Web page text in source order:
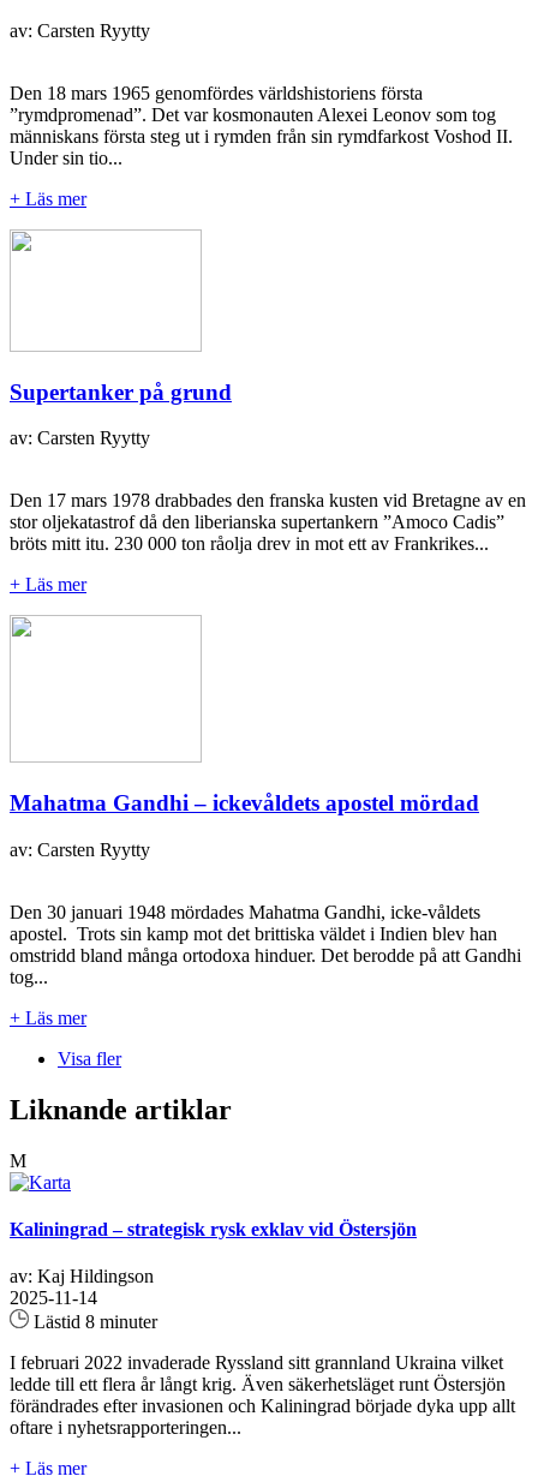
av: Carsten Ryytty
Den 18 mars 1965 genomfördes världshistoriens första
”rymdpromenad”. Det var kosmonauten Alexei Leonov som tog
människans första steg ut i rymden från sin rymdfarkost Voshod II.
Under sin tio...
+ Läs mer
Supertanker på grund
av: Carsten Ryytty
Den 17 mars 1978 drabbades den franska kusten vid Bretagne av en
stor oljekatastrof då den liberianska supertankern ”Amoco Cadis”
bröts mitt itu. 230 000 ton råolja drev in mot ett av Frankrikes...
+ Läs mer
Mahatma Gandhi – ickevåldets apostel mördad
av: Carsten Ryytty
Den 30 januari 1948 mördades Mahatma Gandhi, icke-våldets
apostel. Trots sin kamp mot det brittiska väldet i Indien blev han
omstridd bland många ortodoxa hinduer. Det berodde på att Gandhi
tog...
+ Läs mer
Visa fler
Liknande artiklar
M
Kaliningrad – strategisk rysk exklav vid Östersjön
av: Kaj Hildingson
2025-11-14
Lästid 8 minuter
I februari 2022 invaderade Ryssland sitt grannland Ukraina vilket
ledde till ett flera år långt krig. Även säkerhetsläget runt Östersjön
förändrades efter invasionen och Kaliningrad började dyka upp allt
oftare i nyhetsrapporteringen...
+ Läs mer